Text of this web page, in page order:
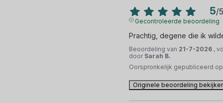
5/5
Gecontroleerde beoordeling
Prachtig, degene die ik
Beoordeling van 21-7-2026 ,
door Sarah B.
Oorspronkelijk gepubliceerd
Originele beoordeling